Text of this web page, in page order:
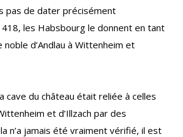
La médiathèque
pas de dater précisément
les Habsbourg le donnent en tant
noble d’Andlau à Wittenheim et
cave du château était reliée à celles
et d’Illzach par des
n’a jamais été vraiment vérifié, il est